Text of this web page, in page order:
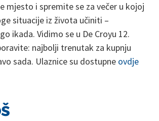
mjesto i spremite se za večer u kojoj
situacije iz života učiniti –
ikada. Vidimo se u De Croyu 12.
najbolji trenutak za kupnju
sada. Ulaznice su dostupne ovdje